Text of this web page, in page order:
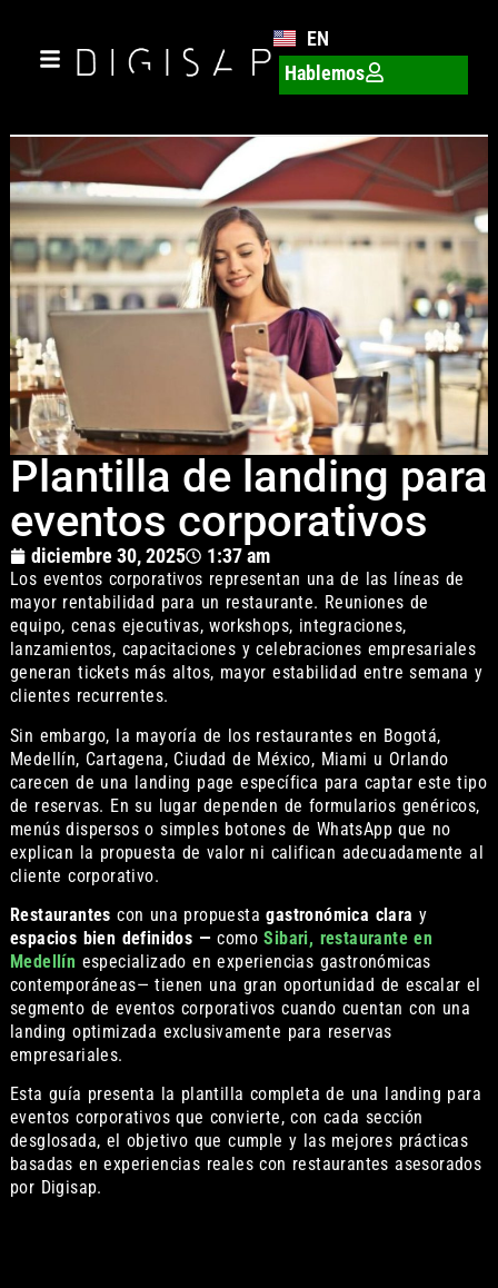
EN
Hablemos
Plantilla de landing para
eventos corporativos
diciembre 30, 2025 1:37 am
Los eventos corporativos representan una de las líneas de
mayor rentabilidad para un restaurante. Reuniones de
equipo, cenas ejecutivas, workshops, integraciones,
lanzamientos, capacitaciones y celebraciones empresariales
generan tickets más altos, mayor estabilidad entre semana y
clientes recurrentes.
Sin embargo, la mayoría de los restaurantes en Bogotá,
Medellín, Cartagena, Ciudad de México, Miami u Orlando
carecen de una landing page específica para captar este tipo
de reservas. En su lugar dependen de formularios genéricos,
menús dispersos o simples botones de WhatsApp que no
explican la propuesta de valor ni califican adecuadamente al
cliente corporativo.
Restaurantescon una propuestagastronómica clara y
espacios bien definidos —comoSibari, restaurante en
Medellín especializado en experiencias gastronómicas
contemporáneas— tienen una gran oportunidad de escalar el
segmento de eventos corporativos cuando cuentan con una
landing optimizada exclusivamente para reservas
empresariales.
Esta guía presenta la plantilla completa de una landing para
eventos corporativos que convierte, con cada sección
desglosada, el objetivo que cumple y las mejores prácticas
basadas en experiencias reales con restaurantes asesorados
por Digisap.